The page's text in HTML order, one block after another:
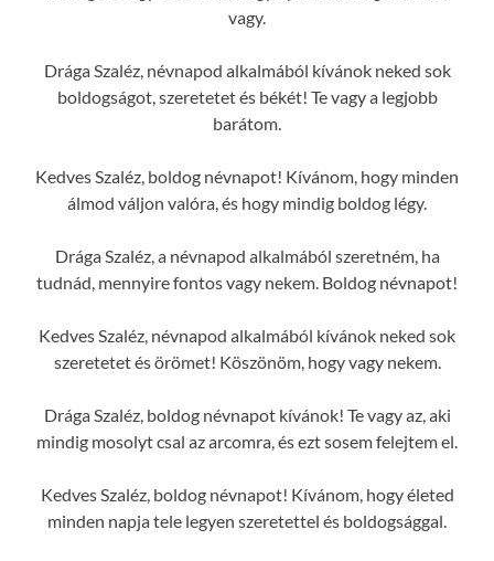
vagy.
Drága Szaléz, névnapod alkalmából kívánok neked sok
boldogságot, szeretetet és békét! Te vagy a legjobb
barátom.
Kedves Szaléz, boldog névnapot! Kívánom, hogy minden
álmod váljon valóra, és hogy mindig boldog légy.
Drága Szaléz, a névnapod alkalmából szeretném, ha
tudnád, mennyire fontos vagy nekem. Boldog névnapot!
Kedves Szaléz, névnapod alkalmából kívánok neked sok
szeretetet és örömet! Köszönöm, hogy vagy nekem.
Drága Szaléz, boldog névnapot kívánok! Te vagy az, aki
mindig mosolyt csal az arcomra, és ezt sosem felejtem el.
Kedves Szaléz, boldog névnapot! Kívánom, hogy életed
minden napja tele legyen szeretettel és boldogsággal.